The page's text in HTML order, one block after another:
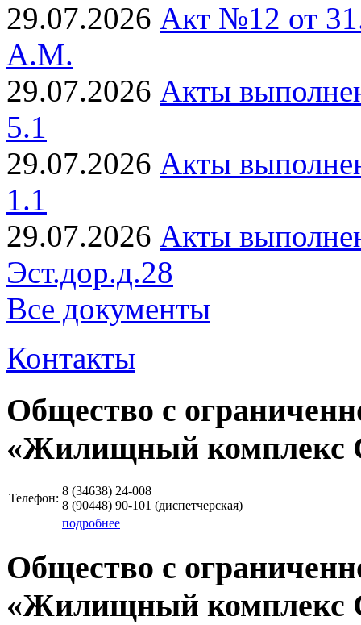
29.07.2026 Акт №12 от
А.М.
29.07.2026 Акты
5.1
29.07.2026 Акты
1.1
29.07.2026 Акты
Эст.дор.д.28
Все документы
Контакты
Общество с
«Жилищный комплекс
Телефон:
8 (34638) 24-008
8 (90448) 90-101 (диспетчерская)
подробнее
Общество с
«Жилищный комплекс